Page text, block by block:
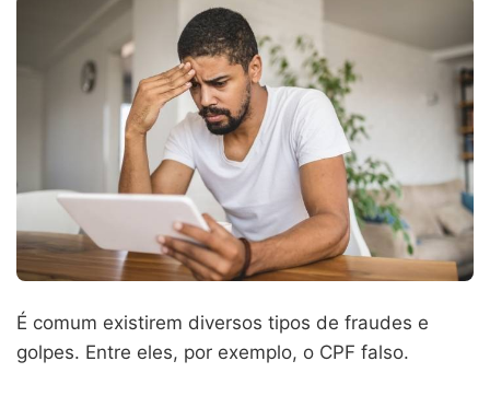
É comum existirem diversos tipos de fraudes e
golpes. Entre eles, por exemplo, o CPF falso.